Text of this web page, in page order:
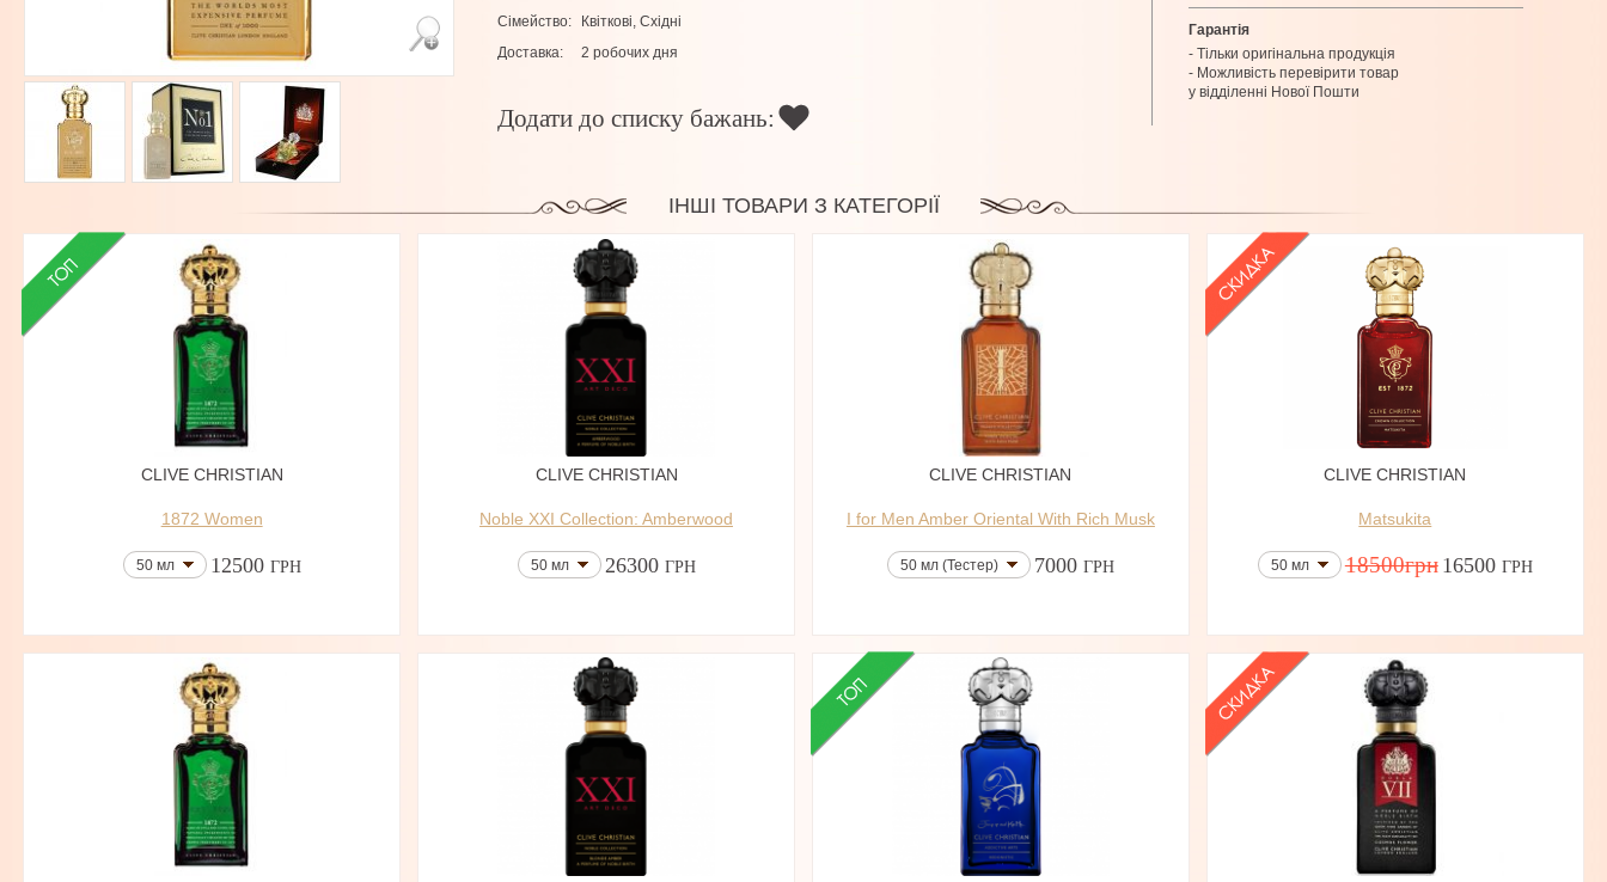
Сімейство:
Квіткові, Східні
Доставка:
2 робочих дня
Додати до списку бажань:
Гарантія
- Тільки оригінальна продукція
- Можливість перевірити товар
у відділенні Нової Пошти
ІНШІ ТОВАРИ З КАТЕГОРІЇ
CLIVE CHRISTIAN
1872 Women
50 мл 12500 ГРН
CLIVE CHRISTIAN
Noble XXI Collection: Amberwood
50 мл 26300 ГРН
CLIVE CHRISTIAN
I for Men Amber Oriental With Rich Musk
50 мл (Тестер) 7000 ГРН
CLIVE CHRISTIAN
Matsukita
50 мл 18500грн 16500 ГРН